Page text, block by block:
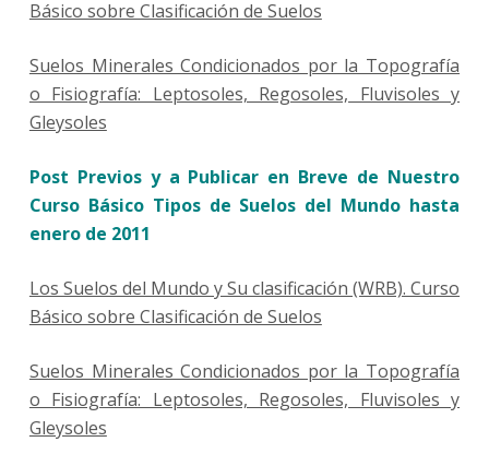
Básico sobre Clasificación de Suelos
Suelos Minerales Condicionados por la Topografía
o Fisiografía: Leptosoles, Regosoles, Fluvisoles y
Gleysoles
Post Previos y a Publicar en Breve de Nuestro
Curso Básico Tipos de Suelos del Mundo hasta
enero de 2011
Los Suelos del Mundo y Su clasificación (WRB). Curso
Básico sobre Clasificación de Suelos
Suelos Minerales Condicionados por la Topografía
o Fisiografía: Leptosoles, Regosoles, Fluvisoles y
Gleysoles